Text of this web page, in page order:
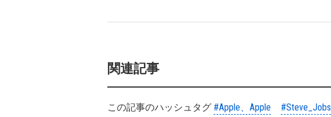
関連記事
この記事のハッシュタグ #Apple、Apple #Steve_Jobs